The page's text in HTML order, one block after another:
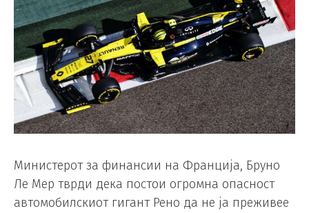
Министерот за финансии на Франција, Бруно
Ле Мер тврди дека постои огромна опасност
автомобилскиот гигант Рено да не ја преживее